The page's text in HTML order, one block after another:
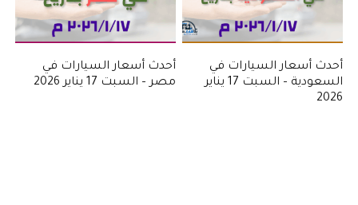
أحدث أسعار السيارات في
السعودية – السبت 17 يناير
2026
أحدث أسعار السيارات في
مصر – السبت 17 يناير 2026